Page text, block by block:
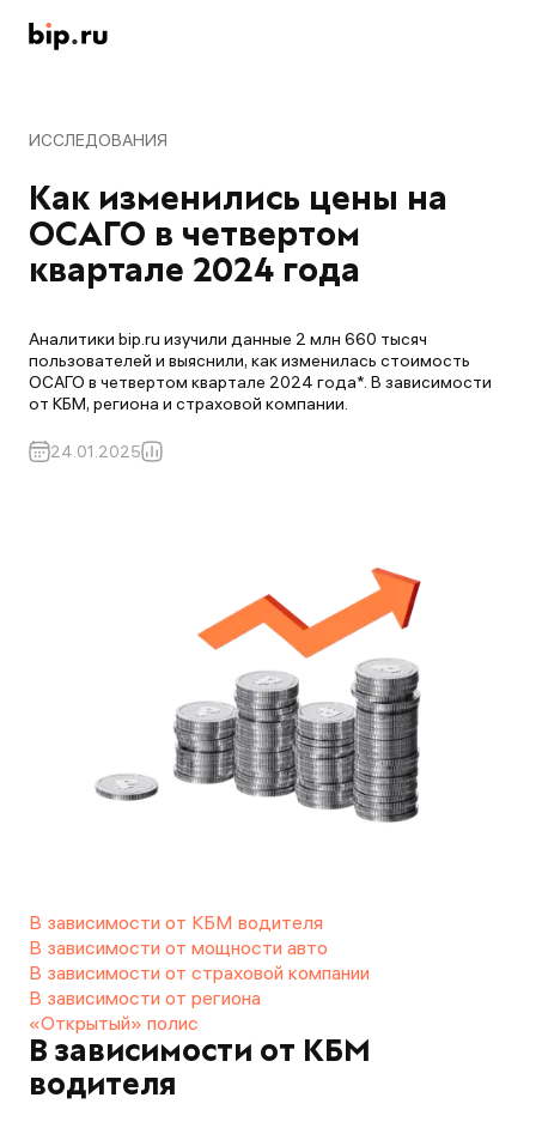
ИССЛЕДОВАНИЯ
Как изменились цены на
ОСАГО в четвертом
квартале 2024 года
Аналитики bip.ru изучили данные 2 млн 660 тысяч
пользователей и выяснили, как изменилась стоимость
ОСАГО в четвертом квартале 2024 года*. В зависимости
от КБМ, региона и страховой компании.
24.01.2025
В зависимости от КБМ водителя
В зависимости от мощности авто
В зависимости от страховой компании
В зависимости от региона
«Открытый» полис
В зависимости от КБМ
водителя